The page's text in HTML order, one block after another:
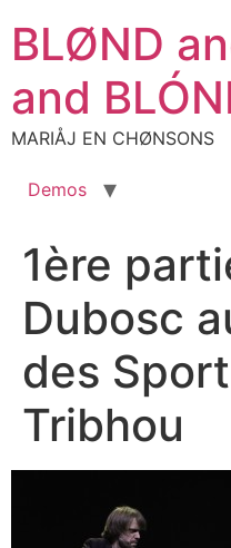
contenu
BLØND
and
MARIÅJ EN CHØNSONS
Demos
1ère
Dubosc
des
Tribhou